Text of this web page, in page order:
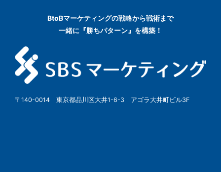
BtoBマーケティングの戦略から戦術まで
一緒に『勝ちパターン』を構築！
〒140-0014 東京都品川区大井1-6-3 アゴラ大井町ビル3F